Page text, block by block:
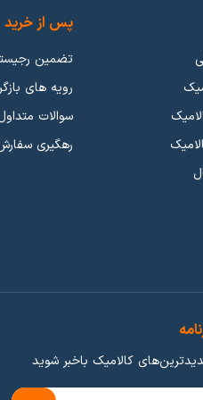
های ضدآب گوشی های 5G وگوشی
بهترین مثال میتواند باشد.
هستند تا شما بتوانید با هر
گوشی هایی با بالاترین
پس از خرید
تضمین
رویه های
سوالات
رهگیری
کالامیک باخبر شوید